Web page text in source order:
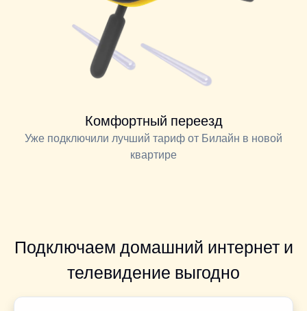
Комфортный переезд
Уже подключили лучший тариф от Билайн в новой
квартире
Подключаем домашний интернет и
телевидение выгодно